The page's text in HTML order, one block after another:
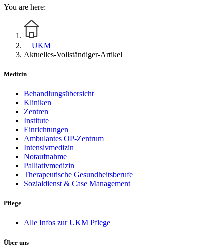
You are here:
UKM
Aktuelles-Vollständiger-Artikel
Medizin
Behandlungsübersicht
Kliniken
Zentren
Institute
Einrichtungen
Ambulantes OP-Zentrum
Intensivmedizin
Notaufnahme
Palliativmedizin
Therapeutische Gesundheitsberufe
Sozialdienst & Case Management
Pflege
Alle Infos zur UKM Pflege
Über uns